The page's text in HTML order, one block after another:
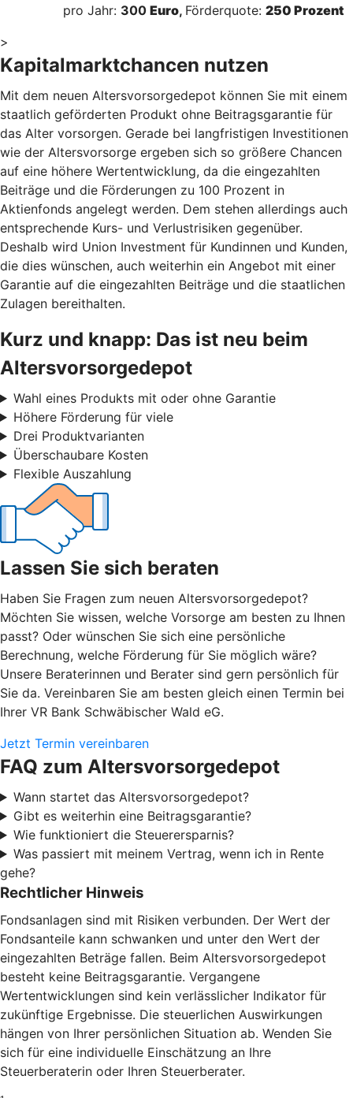
pro Jahr: 300 Euro, Förderquote: 250 Prozent
>
Kapitalmarktchancen nutzen
Mit dem neuen Altersvorsorgedepot können Sie mit einem
staatlich geförderten Produkt ohne Beitragsgarantie für
das Alter vorsorgen. Gerade bei langfristigen Investitionen
wie der Altersvorsorge ergeben sich so größere Chancen
auf eine höhere Wertentwicklung, da die eingezahlten
Beiträge und die Förderungen zu 100 Prozent in
Aktienfonds angelegt werden. Dem stehen allerdings auch
entsprechende Kurs- und Verlustrisiken gegenüber.
Deshalb wird Union Investment für Kundinnen und Kunden,
die dies wünschen, auch weiterhin ein Angebot mit einer
Garantie auf die eingezahlten Beiträge und die staatlichen
Zulagen bereithalten.
Kurz und knapp: Das ist neu beim
Altersvorsorgedepot
Wahl eines Produkts mit oder ohne Garantie
Höhere Förderung für viele
Drei Produktvarianten
Überschaubare Kosten
Flexible Auszahlung
Lassen Sie sich beraten
Haben Sie Fragen zum neuen Altersvorsorgedepot?
Möchten Sie wissen, welche Vorsorge am besten zu Ihnen
passt? Oder wünschen Sie sich eine persönliche
Berechnung, welche Förderung für Sie möglich wäre?
Unsere Beraterinnen und Berater sind gern persönlich für
Sie da. Vereinbaren Sie am besten gleich einen Termin bei
Ihrer VR Bank Schwäbischer Wald eG.
Jetzt Termin vereinbaren
FAQ zum Altersvorsorgedepot
Wann startet das Altersvorsorgedepot?
Gibt es weiterhin eine Beitragsgarantie?
Wie funktioniert die Steuerersparnis?
Was passiert mit meinem Vertrag, wenn ich in Rente
gehe?
Rechtlicher Hinweis
Fondsanlagen sind mit Risiken verbunden. Der Wert der
Fondsanteile kann schwanken und unter den Wert der
eingezahlten Beträge fallen. Beim Altersvorsorgedepot
besteht keine Beitragsgarantie. Vergangene
Wertentwicklungen sind kein verlässlicher Indikator für
zukünftige Ergebnisse. Die steuerlichen Auswirkungen
hängen von Ihrer persönlichen Situation ab. Wenden Sie
sich für eine individuelle Einschätzung an Ihre
Steuerberaterin oder Ihren Steuerberater.